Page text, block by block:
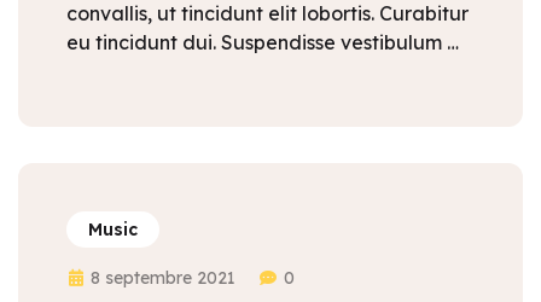
convallis, ut tincidunt elit lobortis. Curabitur
eu tincidunt dui. Suspendisse vestibulum …
Music
8 septembre 2021 0